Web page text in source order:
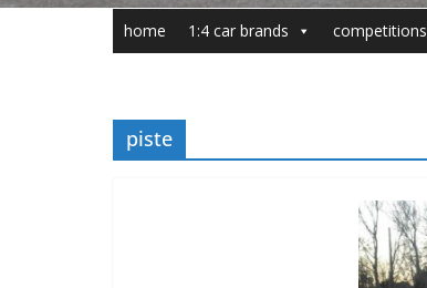
home 1:4 car brands competitions
piste